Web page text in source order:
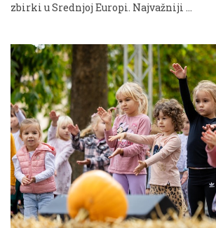
zbirki u Srednjoj Europi. Najvažniji …